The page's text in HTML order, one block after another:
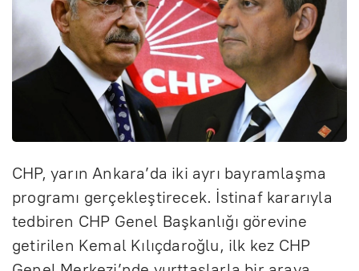
CHP, yarın Ankara’da iki ayrı bayramlaşma
programı gerçekleştirecek. İstinaf kararıyla
tedbiren CHP Genel Başkanlığı görevine
getirilen Kemal Kılıçdaroğlu, ilk kez CHP